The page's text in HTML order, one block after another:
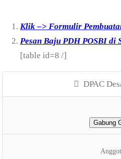
Klik –> Formulir
Pesan Baju PDH POSBI
[table id=8 /]
DPAC
Gabung